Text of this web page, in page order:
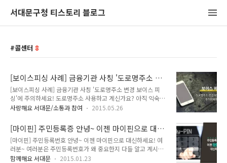
서대문구청 티스토리 블로그
콜센터 8
[보이스피싱 사례] 금융기관 사칭 '도로명주소 변
경 보이스 피싱'에 주의하세요!
[보이스피싱 사례] 금융기관 사칭 '도로명주소 변경 보이스 피
싱'에 주의하세요! 도로명주소 사용하고 계신가요? 아직 익숙하
지 않아 어려워 하시는 분도 계신데요. 도로명주소 전면사용으로
'보이스 피싱'이 발생하고 있어요! 지기와 함께 좀더 자세히 알아
볼까요! 도로명주소 변경을 빙자한 '보이스 피싱' ※ 전면사용
("14. 1. 1.) 이후, "도로명주소를 의무적으로 사용해야 한다"며
주민번호와 계좌 · 비밀번호의 입력을 요구하는 방식의 금융사
기가 일어나고 있습니다. ● 도로면주소로의 변경을 위해 금융
사랑해요 서대문/소통과 참여 2015.05.26
[마이핀] 주민등록증 안녕~ 이젠 마이핀으로 대신
하세요!
[마이핀] 주민등록번호 안녕~ 이젠 마이핀으로 대신하세요! 여
러분~ 여러분은 주민등록번호가 왜 중요한지 다들 알고 계시죠?
주민등록번호는 단지 숫자의 나열이 아니라 생년월일은 물론 출
함께해요 서대문 2015.01.23